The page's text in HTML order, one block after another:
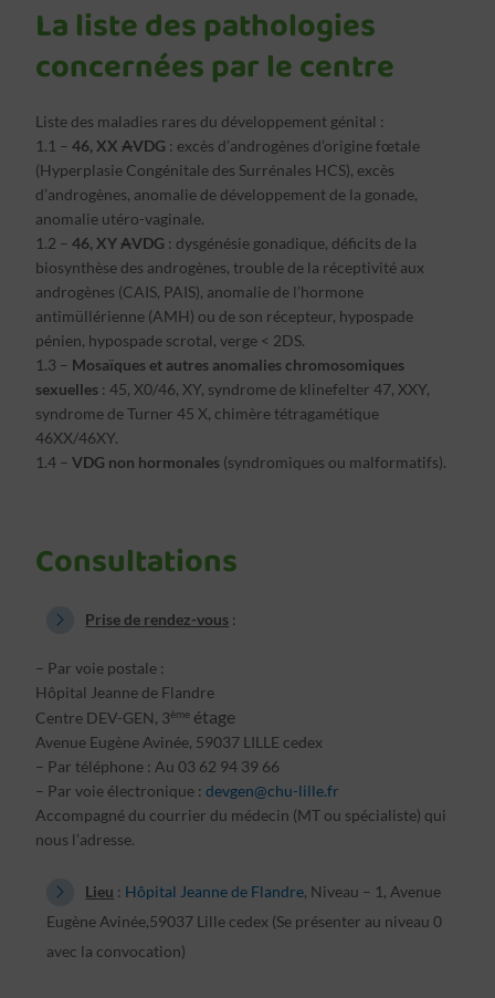
La liste des pathologies
concernées par le centre
Liste des maladies rares du développement génital :
1.1 –46, XXAVDG : excès d’androgènes d’origine fœtale
(Hyperplasie Congénitale des Surrénales HCS), excès
d’androgènes, anomalie de développement de la gonade,
anomalie utéro-vaginale.
1.2 –46, XYAVDG : dysgénésie gonadique, déficits de la
biosynthèse des androgènes, trouble de la réceptivité aux
androgènes (CAIS, PAIS), anomalie de l’hormone
antimüllérienne (AMH) ou de son récepteur, hypospade
pénien, hypospade scrotal, verge < 2DS.
1.3 – Mosaïques et autres anomalies chromosomiques
sexuelles : 45, X0/46, XY, syndrome de klinefelter 47, XXY,
syndrome de Turner 45 X, chimère tétragamétique
46XX/46XY.
1.4 –VDG non hormonales (syndromiques ou malformatifs).
Consultations
Prise de rendez-vous :
– Par voie postale :
Hôpital Jeanne de Flandre
Centre DEV-GEN, 3ème étage
Avenue Eugène Avinée, 59037 LILLE cedex
– Par téléphone : Au 03 62 94 39 66
– Par voie électronique :devgen@chu-lille.fr
Accompagné du courrier du médecin (MT ou spécialiste) qui
nous l’adresse.
Lieu : Hôpital Jeanne de Flandre, Niveau – 1, Avenue
Eugène Avinée,59037 Lille cedex (Se présenter au niveau 0
avec la convocation)